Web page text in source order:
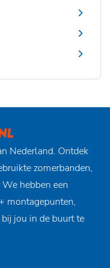
Nederland. Ontdek
zomerbanden,
hebben een
montagepunten,
jou in de buurt te